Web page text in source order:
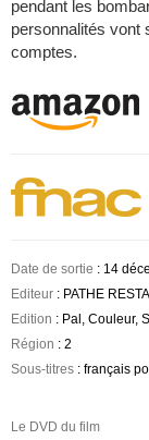
pendant les
personnalités vont
comptes.
Date de sortie : 14
Editeur : PATHE
Edition : Pal, Couleur,
Région : 2
Sous-titres : français
Le DVD du film